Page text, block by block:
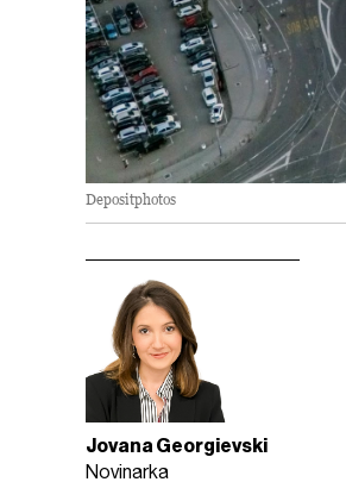
Depositphotos
Jovana Georgievski
Novinarka